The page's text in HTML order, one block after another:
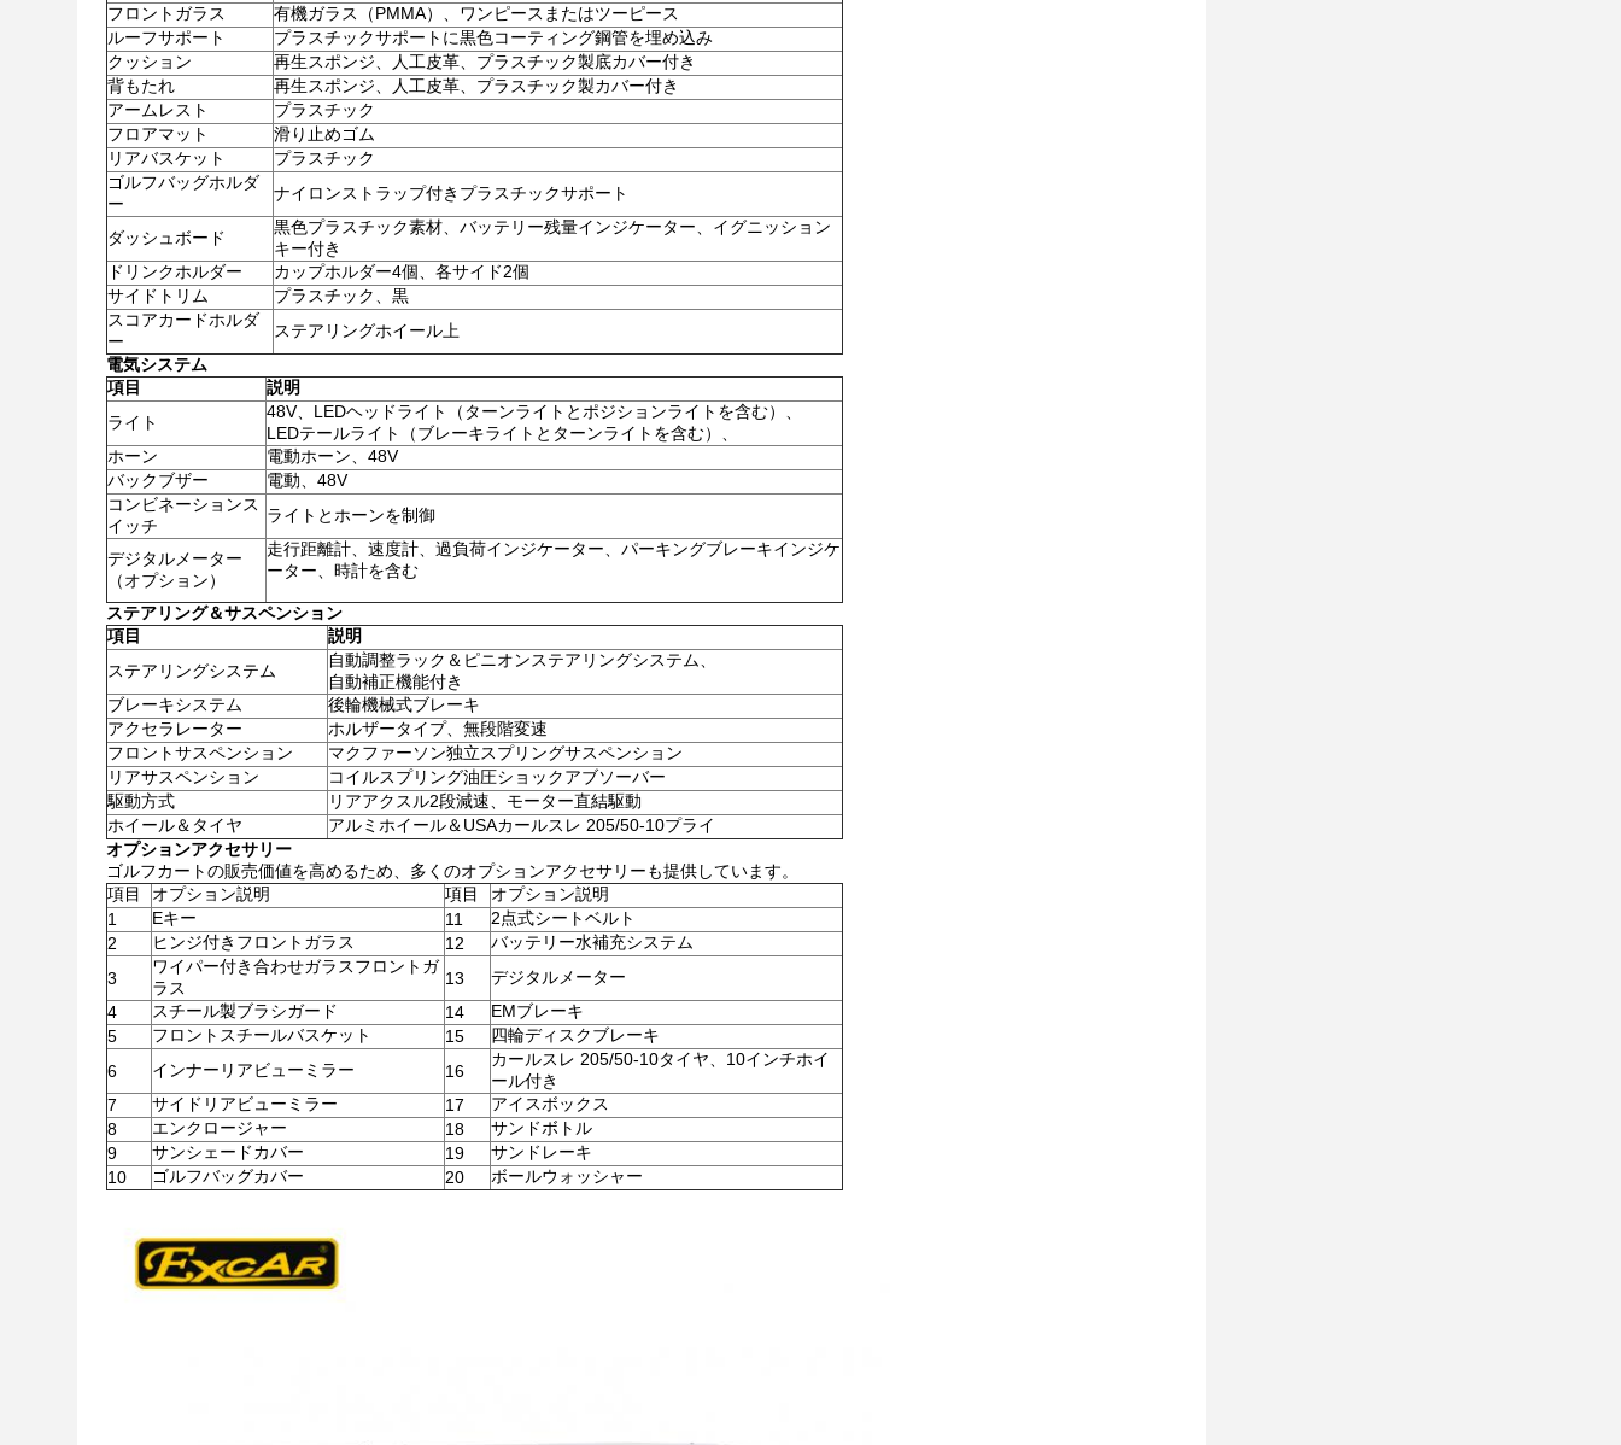
フロントガラス
有機ガラス（PMMA）、ワンピースまたはツーピース
ルーフサポート
プラスチックサポートに黒色コーティング鋼管を埋め込み
クッション
再生スポンジ、人工皮革、プラスチック製底カバー付き
背もたれ
再生スポンジ、人工皮革、プラスチック製カバー付き
アームレスト
プラスチック
フロアマット
滑り止めゴム
リアバスケット
プラスチック
ゴルフバッグホルダ
ー
ナイロンストラップ付きプラスチックサポート
ダッシュボード
黒色プラスチック素材、バッテリー残量インジケーター、イグニッション
キー付き
ドリンクホルダー
カップホルダー4個、各サイド2個
サイドトリム
プラスチック、黒
スコアカードホルダ
ー
ステアリングホイール上
電気システム
項目
説明
ライト
48V、LEDヘッドライト（ターンライトとポジションライトを含む）、
LEDテールライト（ブレーキライトとターンライトを含む）、
ホーン
電動ホーン、48V
バックブザー
電動、48V
コンビネーションス
イッチ
ライトとホーンを制御
デジタルメーター
（オプション）
走行距離計、速度計、過負荷インジケーター、パーキングブレーキインジケ
ーター、時計を含む
ステアリング＆サスペンション
項目
説明
ステアリングシステム
自動調整ラック＆ピニオンステアリングシステム、
自動補正機能付き
ブレーキシステム
後輪機械式ブレーキ
アクセラレーター
ホルザータイプ、無段階変速
フロントサスペンション
マクファーソン独立スプリングサスペンション
リアサスペンション
コイルスプリング油圧ショックアブソーバー
駆動方式
リアアクスル2段減速、モーター直結駆動
ホイール＆タイヤ
アルミホイール＆USAカールスレ 205/50-10プライ
オプションアクセサリー
ゴルフカートの販売価値を高めるため、多くのオプションアクセサリーも提供しています。
項目
オプション説明 項目
オプション説明
1
Eキー 11
2点式シートベルト
2
ヒンジ付きフロントガラス 12
バッテリー水補充システム
3
ワイパー付き合わせガラスフロントガ
ラス
13
デジタルメーター
4
スチール製ブラシガード 14
EMブレーキ
5
フロントスチールバスケット 15
四輪ディスクブレーキ
6
インナーリアビューミラー 16
カールスレ 205/50-10タイヤ、10インチホイ
ール付き
7
サイドリアビューミラー 17
アイスボックス
8
エンクロージャー 18
サンドボトル
9
サンシェードカバー 19
サンドレーキ
10
ゴルフバッグカバー 20 ボールウォッシャー